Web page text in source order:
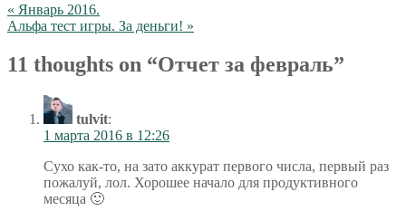
« Январь 2016.
Альфа тест игры. За деньги! »
11 thoughts on “Отчет за февраль”
tulvit:
1 марта 2016 в 12:26
Сухо как-то, на зато аккурат первого числа, первый раз
пожалуй, лол. Хорошее начало для продуктивного
месяца 🙂